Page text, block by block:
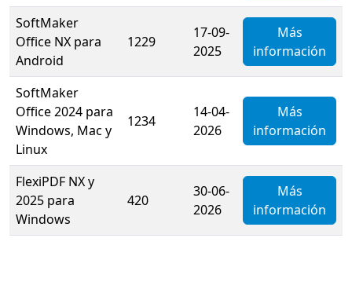
SoftMaker
Office NX para
Android
1229
17-09-
2025
Más
información
SoftMaker
Office 2024 para
Windows, Mac y
Linux
1234
14-04-
2026
Más
información
FlexiPDF NX y
2025 para
Windows
420
30-06-
2026
Más
información